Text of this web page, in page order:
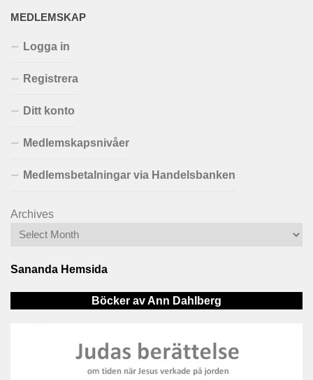
MEDLEMSKAP
Logga in
Registrera
Ditt konto
Medlemskapsnivåer
Medlemsbetalningar via Handelsbanken
Archives
Sananda Hemsida
Böcker av Ann Dahlberg